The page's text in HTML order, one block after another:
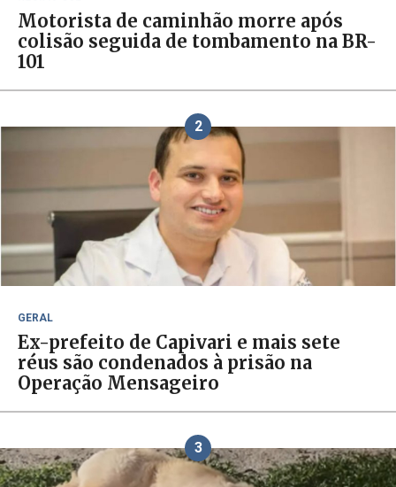
Motorista de caminhão morre após
colisão seguida de tombamento na BR-
101
2
GERAL
Ex-prefeito de Capivari e mais sete
réus são condenados à prisão na
Operação Mensageiro
3